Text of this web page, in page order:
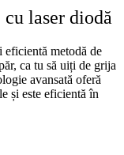
laser diodă
eficientă metodă de
ca tu să uiți de grija
avansată oferă
și este eficientă în